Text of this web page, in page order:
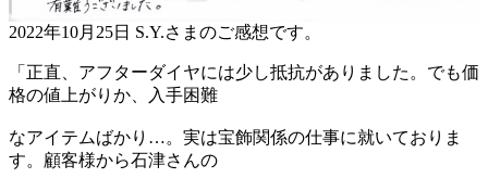
2022年10月25日 S.Y.さまのご感想です。
「正直、アフターダイヤには少し抵抗がありました。でも価
格の値上がりか、入手困難
なアイテムばかり…。実は宝飾関係の仕事に就いておりま
す。顧客様から石津さんの